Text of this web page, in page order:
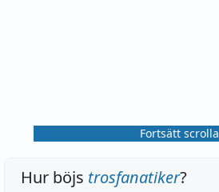
Fortsätt scrolla
Hur böjs trosfanatiker?